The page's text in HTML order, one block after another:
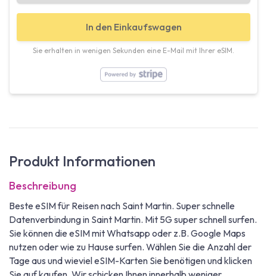
In den Einkaufswagen
Sie erhalten in wenigen Sekunden eine E-Mail mit Ihrer eSIM.
Produkt Informationen
Beschreibung
Beste eSIM für Reisen nach Saint Martin. Super schnelle
Datenverbindung in Saint Martin. Mit 5G super schnell surfen.
Sie können die eSIM mit Whatsapp oder z.B. Google Maps
nutzen oder wie zu Hause surfen. Wählen Sie die Anzahl der
Tage aus und wieviel eSIM-Karten Sie benötigen und klicken